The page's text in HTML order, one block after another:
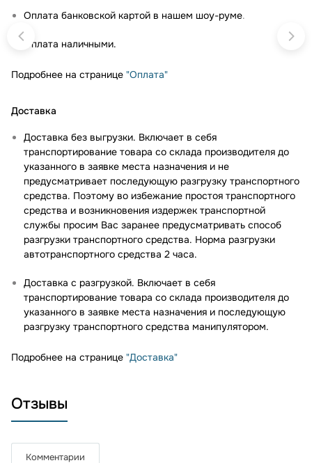
Оплата банковской картой в нашем шоу-руме.
Оплата наличными.
Подробнее на странице "Оплата"
Доставка
Доставка без выгрузки. Включает в себя
транспортирование товара со склада производителя до
указанного в заявке места назначения и не
предусматривает последующую разгрузку транспортного
средства. Поэтому во избежание простоя транспортного
средства и возникновения издержек транспортной
службы просим Вас заранее предусматривать способ
разгрузки транспортного средства. Норма разгрузки
автотранспортного средства 2 часа.
Доставка с разгрузкой. Включает в себя
транспортирование товара со склада производителя до
указанного в заявке места назначения и последующую
разгрузку транспортного средства манипулятором.
Подробнее на странице "Доставка"
Отзывы
Комментарии